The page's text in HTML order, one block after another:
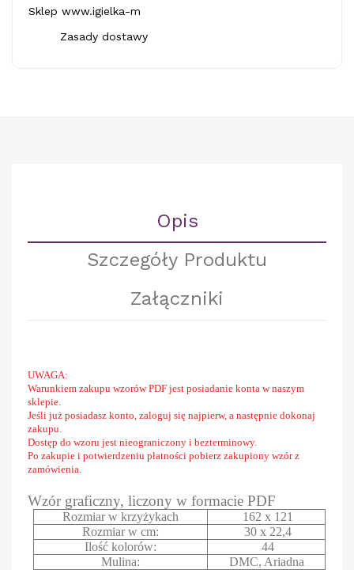
Sklep www.igielka-m
Zasady dostawy
Opis
Szczegóły Produktu
Załączniki
UWAGA:
Warunkiem zakupu wzorów PDF jest posiadanie konta w naszym
sklepie.
Jeśli już posiadasz konto, zaloguj się najpierw, a następnie dokonaj
zakupu.
Dostęp do wzoru jest nieograniczony i bezterminowy.
Po zakupie i potwierdzeniu płatności pobierz zakupiony wzór z
zamówienia.
Wzór graficzny, liczony w formacie PDF
Rozmiar w krzyżykach
162 x 121
Rozmiar w cm:
30 x 22,4
Ilość kolorów:
44
Mulina:
DMC, Ariadna